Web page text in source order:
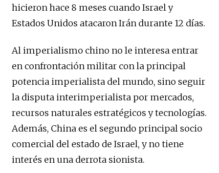
hicieron hace 8 meses cuando Israel y
Estados Unidos atacaron Irán durante 12 días.
Al imperialismo chino no le interesa entrar
en confrontación militar con la principal
potencia imperialista del mundo, sino seguir
la disputa interimperialista por mercados,
recursos naturales estratégicos y tecnologías.
Además, China es el segundo principal socio
comercial del estado de Israel, y no tiene
interés en una derrota sionista.